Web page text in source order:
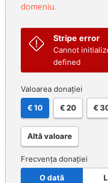
domeniu.
Stripe error
Cannot
defined
Valoarea donației
€ 10 € 20 €
Altă valoare
Frecvența donației
O dată